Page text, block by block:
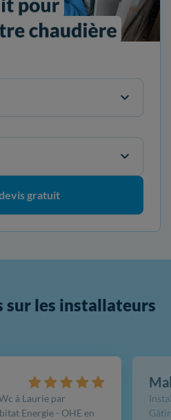
gratuit
sur les installateurs
à Laurie par
Energie - OHE en